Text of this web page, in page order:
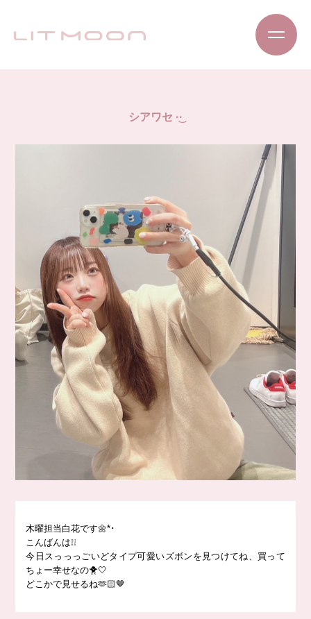
シアワセ‪ ·͜·
木曜担当白花です🌼*･
こんばんは❕❕
今日スっっっごいどタイプ可愛いズボンを見つけてね、買って
ちょー幸せなの🐥🤍
どこかで見せるね🫶🏻🤎